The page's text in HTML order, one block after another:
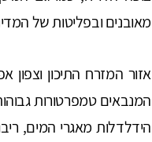
מאובנים ובפליטות של
הידלדלות מאגרי המים,